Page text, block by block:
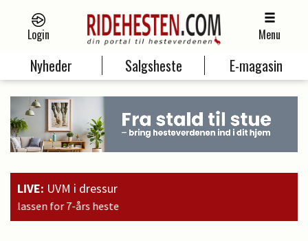
Login Menu
Nyheder Salgsheste E-magasin
LIVE: UVM i dressur